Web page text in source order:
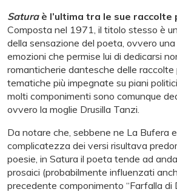
Saturaè l’ultima tra le sue raccolte
Composta nel 1971, il titolo stesso è
della sensazione del poeta, ovvero
emozioni che permise lui di dedicarsi
romanticherie dantesche delle raccolte
tematiche più impegnate su piani
molti componimenti sono comunque
ovvero la moglie Drusilla Tanzi.
Da notare che, sebbene ne La Bufera
complicatezza dei versi risultava
poesie, in Satura il poeta tende ad
prosaici (probabilmente influenzati
precedente componimento “Farfalla di